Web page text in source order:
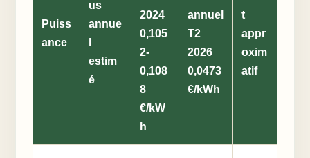
Puiss
ance
us
annue
estim
é
2024
0,105
2-
0,108
8
€/kW
h
annuel
T2
2026
0,0473
€/kWh
t
appr
oxim
atif